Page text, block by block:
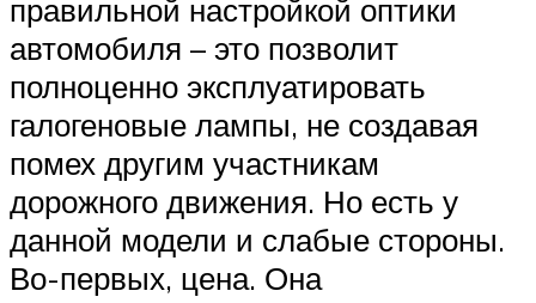
правильной настройкой оптики
автомобиля – это позволит
полноценно эксплуатировать
галогеновые лампы, не создавая
помех другим участникам
дорожного движения. Но есть у
данной модели и слабые стороны.
Во-первых, цена. Она